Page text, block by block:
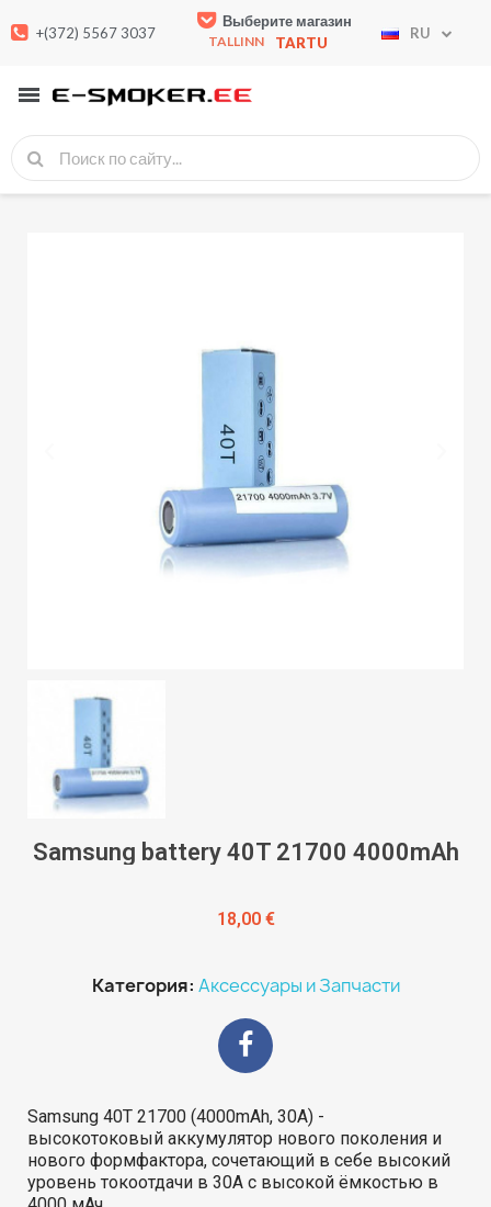
+(372) 5567 3037
Выберите магазин
TALLINN TARTU
RU
Samsung battery 40T 21700 4000mAh
18,00 €
Категория Аксессуары и Запчасти
Samsung 40T 21700 (4000mAh, 30А) -
высокотоковый аккумулятор нового поколения и
нового формфактора, сочетающий в себе высокий
уровень токоотдачи в 30А с высокой ёмкостью в